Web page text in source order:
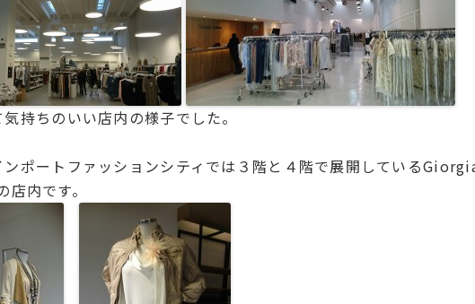
持ちのいい店内の様子でした。
ンポートファッションシティでは３階と４階で展開している
内です。